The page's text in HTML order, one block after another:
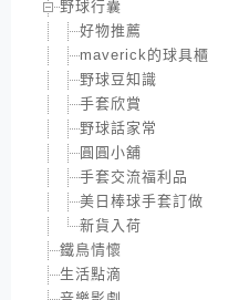
野球行囊
好物推薦
maverick的球具櫃
野球豆知識
手套欣賞
野球話家常
圓圓小舖
手套交流福利品
美日棒球手套訂做
新貨入荷
鐵鳥情懷
生活點滴